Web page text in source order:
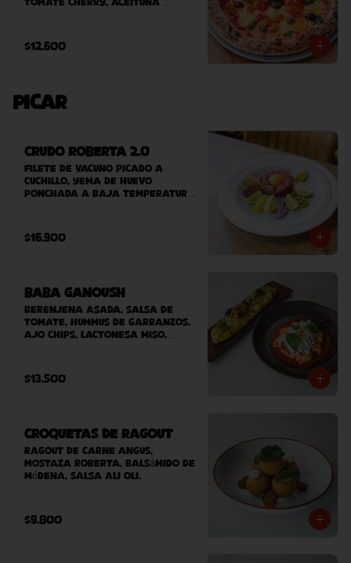
$12.600
Picar
Crudo Roberta 2.0
Filete de vacuno picado a
cuchillo, yema de huevo
ponchada a baja temperatura,
mostaza balsámica Roberta,
acompañado de nuestro pan
$16.900
Baba Ganoush
Berenjena asada, Salsa de
tomate, hummus de garbanzos,
ajo chips, lactonesa miso,
sésamo).
$13.500
Croquetas de Ragout
Ragout de carne Angus,
mostaza Roberta, balsámido de
Módena, salsa ali oli.
$9.800